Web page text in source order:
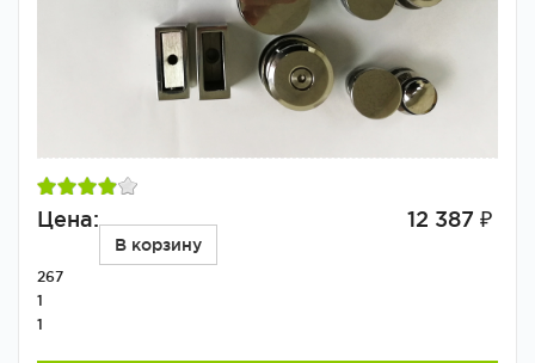
Цена: 12 387 ₽
В корзину
267
1
1